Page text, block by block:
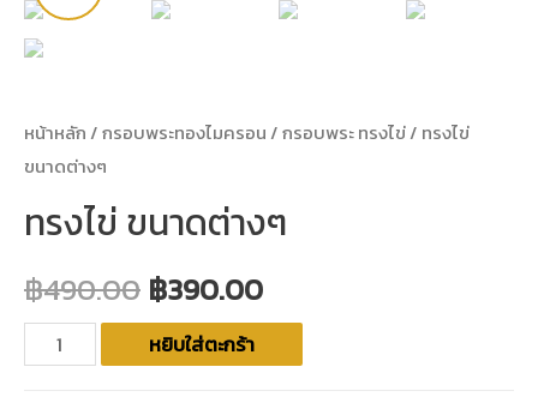
หน้าหลัก /กรอบพระทองไมครอน /กรอบพระ ทรงไข่/ ทรงไข่
ขนาดต่างๆ
ทรงไข่ ขนาดต่างๆ
฿490.00 ฿390.00
หยิบใส่ตะกร้า